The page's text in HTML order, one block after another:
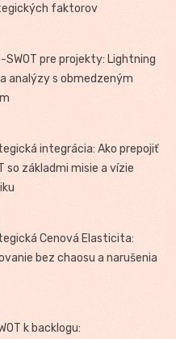
faktorov
SWOT pre projekty: Lightning
analýzy s obmedzeným
integrácia: Ako prepojiť
so základmi misie a vízie
Cenová Elasticita:
bez chaosu a narušenia
k backlogu: